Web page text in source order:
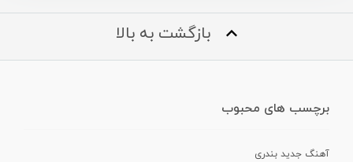
بازگشت به بالا
برچسب های محبوب
آهنگ جدید بندری